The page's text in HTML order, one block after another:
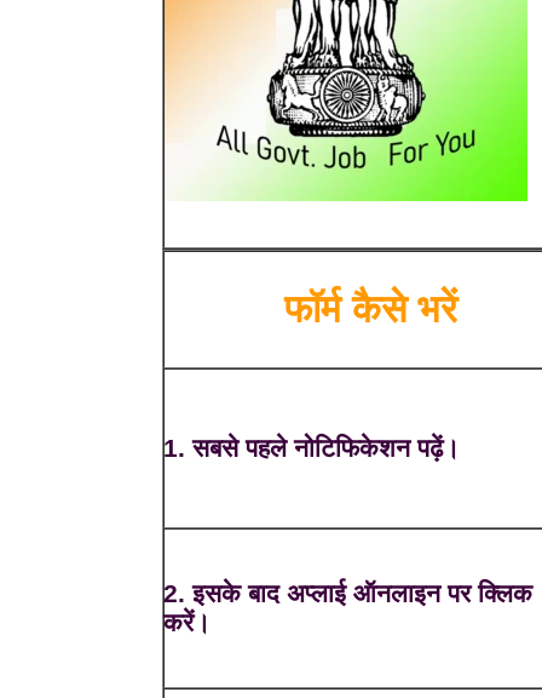
फॉर्म कैसे भरें
1. सबसे पहले नोटिफिकेशन पढ़ें।
2. इसके बाद अप्लाई ऑनलाइन पर क्लिक
करें।